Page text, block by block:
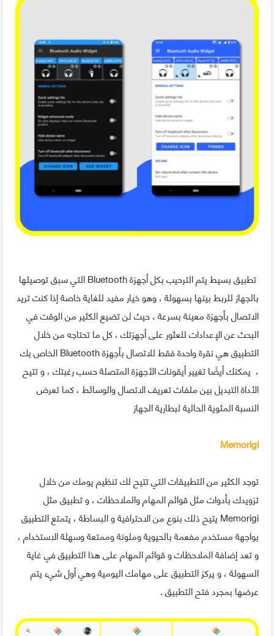
تطبيق بسيط يتم الترحيب بكل أجهزة Bluetooth التي سبق توصيلها
بالجهاز للربط بينها بسهولة ، وهو خيار مفيد للغاية خاصة إذا كنت تريد
الاتصال بأجهزة معينة بسرعة ، حيث لن تضيع الكثير من الوقت في
البحث عن الإعدادات للعثور على أجهزتك ، كل ما تحتاجه من خلال
التطبيق هي نقرة واحدة فقط للاتصال بأجهزة Bluetooth الخاص بك
، يمكنك أيضًا تغيير أيقونات الأجهزة المتصلة حسب رغبتك ، و تتيح
الأداة التبديل بين ملفات تعريف الاتصال والوسائط ، كما تعرض
النسبة المئوية الحالية لبطارية الجهاز
Memorigi
توجد الكثير من التطبيقات التي تتيح لك تنظيم يومك من خلال
تزويدك بأدوات مثل قوائم المهام والملاحظات ، و تطبيق مثل
Memorigi يتيح ذلك بنوع من الاحترافية و البساطة ، يتمتع التطبيق
بواجهة مستخدم مفعمة بالحيوية وملونة وممتعة وسهلة الاستخدام ،
و تعد إضافة الملاحظات و قوائم المهام على هذا التطبيق في غاية
السهولة ، و يركز التطبيق على مهامك اليومية وهي أول شيء يتم
عرضها بمجرد فتح التطبيق .